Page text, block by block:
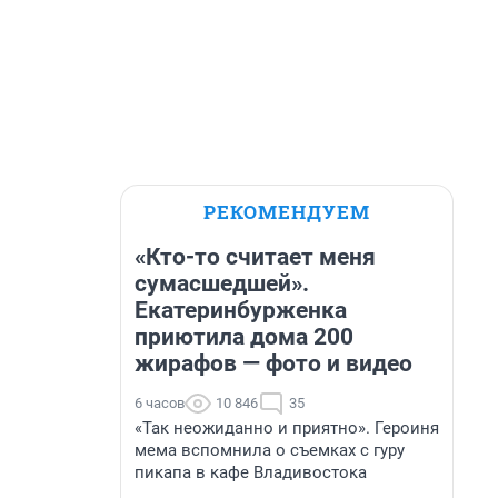
РЕКОМЕНДУЕМ
«Кто-то считает меня
сумасшедшей».
Екатеринбурженка
приютила дома 200
жирафов — фото и видео
6 часов 10 846 35
«Так неожиданно и приятно». Героиня
мема вспомнила о съемках с гуру
пикапа в кафе Владивостока